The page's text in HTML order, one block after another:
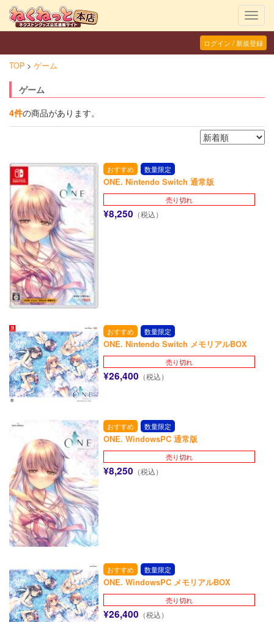
ログイン / 新規登録
TOP ゲーム
ゲーム
4件の商品があります。
おすすめ 数量限定
ONE. Nintendo Switch 通常版
売り切れ
¥8,250 （税込）
おすすめ 数量限定
ONE. Nintendo Switch メモリアルBOX
売り切れ
¥26,400 （税込）
おすすめ 数量限定
ONE. WindowsPC 通常版
売り切れ
¥8,250 （税込）
おすすめ 数量限定
ONE. WindowsPC メモリアルBOX
売り切れ
¥26,400 （税込）